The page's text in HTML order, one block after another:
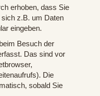
erhoben, dass Sie
z.B. um Daten
eingeben.
Besuch der
Das sind vor
Die
sobald Sie